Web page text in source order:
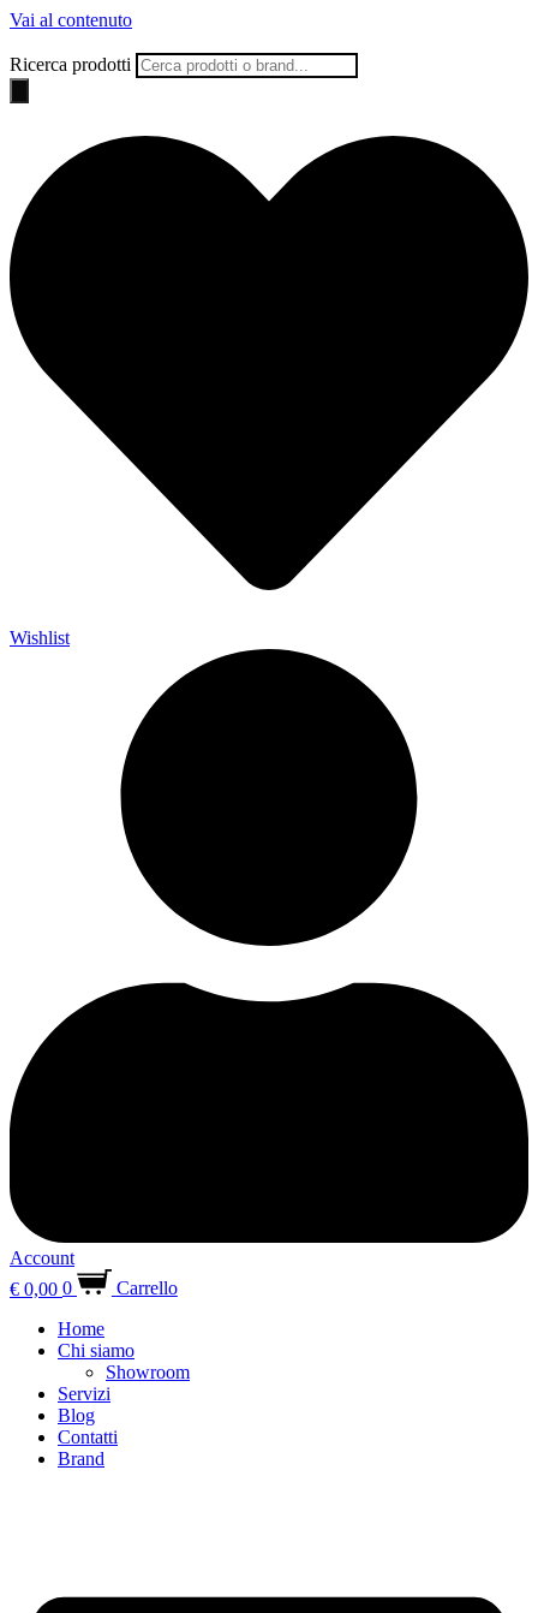
Vai al contenuto
Ricerca prodotti
Wishlist
Account
€ 0,00 0
Carrello
Home
Chi siamo
Showroom
Servizi
Blog
Contatti
Brand